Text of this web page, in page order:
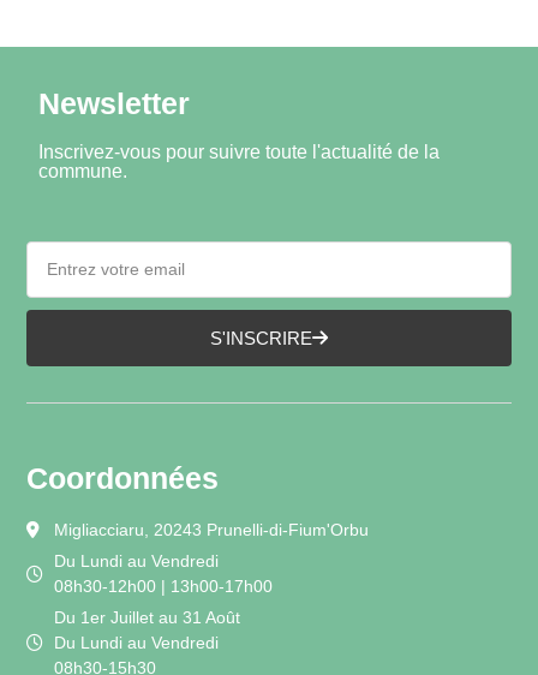
Newsletter
Inscrivez-vous pour suivre toute l'actualité de la
commune.
S'INSCRIRE
Coordonnées
Migliacciaru, 20243 Prunelli-di-Fium'Orbu
Du Lundi au Vendredi
08h30-12h00 | 13h00-17h00
Du 1er Juillet au 31 Août
Du Lundi au Vendredi
08h30-15h30